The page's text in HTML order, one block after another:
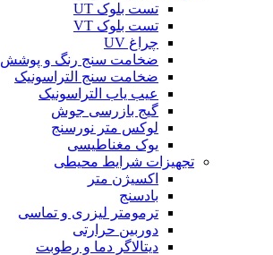
تست بلوک UT
تست بلوک VT
چراغ UV
ضخامت سنج رنگ و پوشش
ضخامت سنج التراسونیک
عیب یاب التراسونیک
گیج بازرسی جوش
لوکس متر نورسنج
یوک مغناطیسی
تجهیزات شرایط محیطی
اکسیژن متر
بادسنج
ترمومتر لیزری و تماسی
دوربین حرارتی
دیتالاگر دما و رطوبت